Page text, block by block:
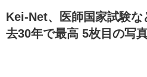
Kei-Net、医師国家試験
去30年で最高 5枚目の写